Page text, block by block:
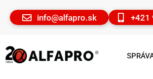
info@alfapro.sk +421